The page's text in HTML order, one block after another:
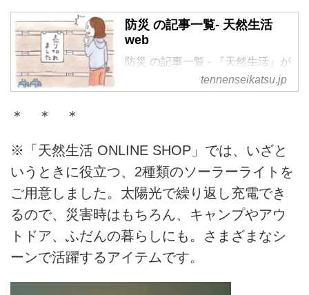
防災 の記事一覧- 天然生活
web
防災 の記事一覧 - 『天然生活』が
運営する暮らしの情報サイト。食
やファッション、暮らしの知恵は
tennenseikatsu.jp
＊ ＊ ＊
※「天然生活 ONLINE SHOP」では、いざと
いうときに役立つ、2種類のソーラーライトを
ご用意しました。太陽光で繰り返し充電でき
るので、災害時はもちろん、キャンプやアウ
トドア、ふだんの暮らしにも。さまざまなシ
ーンで活躍するアイテムです。